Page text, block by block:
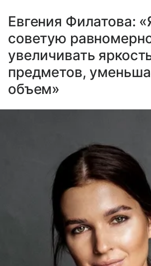
Евгения Филатова:
советую
увеличивать
предметов,
объем»